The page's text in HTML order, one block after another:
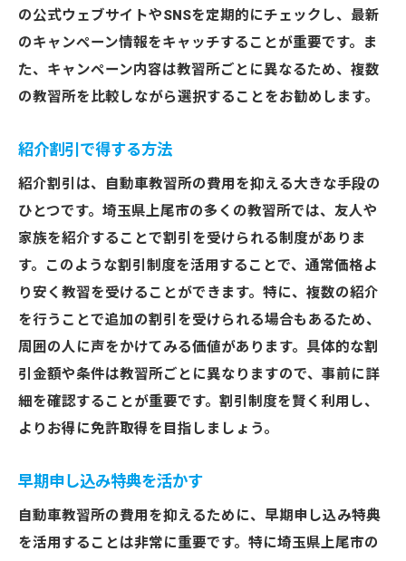
の公式ウェブサイトやSNSを定期的にチェックし、最新
のキャンペーン情報をキャッチすることが重要です。ま
た、キャンペーン内容は教習所ごとに異なるため、複数
の教習所を比較しながら選択することをお勧めします。
紹介割引で得する方法
紹介割引は、自動車教習所の費用を抑える大きな手段の
ひとつです。埼玉県上尾市の多くの教習所では、友人や
家族を紹介することで割引を受けられる制度がありま
す。このような割引制度を活用することで、通常価格よ
り安く教習を受けることができます。特に、複数の紹介
を行うことで追加の割引を受けられる場合もあるため、
周囲の人に声をかけてみる価値があります。具体的な割
引金額や条件は教習所ごとに異なりますので、事前に詳
細を確認することが重要です。割引制度を賢く利用し、
よりお得に免許取得を目指しましょう。
早期申し込み特典を活かす
自動車教習所の費用を抑えるために、早期申し込み特典
を活用することは非常に重要です。特に埼玉県上尾市の